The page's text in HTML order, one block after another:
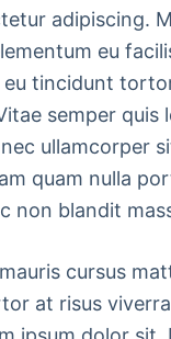
adipiscing.
eu
eu tincidunt
semper quis
ullamcorper
quam nulla
non blandit
cursus
at risus